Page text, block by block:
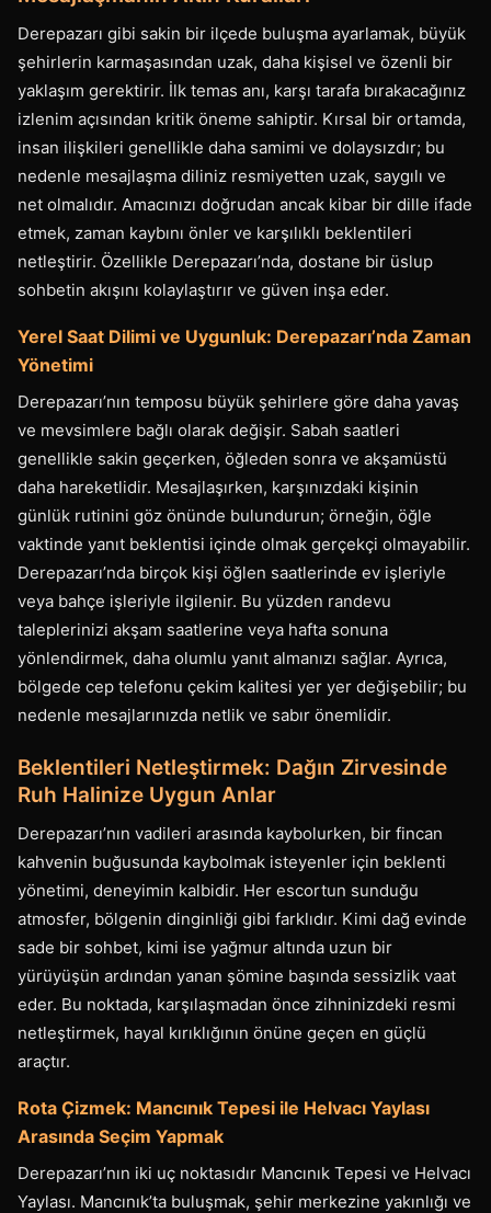
Derepazarı gibi sakin bir ilçede buluşma ayarlamak, büyük
şehirlerin karmaşasından uzak, daha kişisel ve özenli bir
yaklaşım gerektirir. İlk temas anı, karşı tarafa bırakacağınız
izlenim açısından kritik öneme sahiptir. Kırsal bir ortamda,
insan ilişkileri genellikle daha samimi ve dolaysızdır; bu
nedenle mesajlaşma diliniz resmiyetten uzak, saygılı ve
net olmalıdır. Amacınızı doğrudan ancak kibar bir dille ifade
etmek, zaman kaybını önler ve karşılıklı beklentileri
netleştirir. Özellikle Derepazarı’nda, dostane bir üslup
sohbetin akışını kolaylaştırır ve güven inşa eder.
Yerel Saat Dilimi ve Uygunluk: Derepazarı’nda Zaman
Yönetimi
Derepazarı’nın temposu büyük şehirlere göre daha yavaş
ve mevsimlere bağlı olarak değişir. Sabah saatleri
genellikle sakin geçerken, öğleden sonra ve akşamüstü
daha hareketlidir. Mesajlaşırken, karşınızdaki kişinin
günlük rutinini göz önünde bulundurun; örneğin, öğle
vaktinde yanıt beklentisi içinde olmak gerçekçi olmayabilir.
Derepazarı’nda birçok kişi öğlen saatlerinde ev işleriyle
veya bahçe işleriyle ilgilenir. Bu yüzden randevu
taleplerinizi akşam saatlerine veya hafta sonuna
yönlendirmek, daha olumlu yanıt almanızı sağlar. Ayrıca,
bölgede cep telefonu çekim kalitesi yer yer değişebilir; bu
nedenle mesajlarınızda netlik ve sabır önemlidir.
Beklentileri Netleştirmek: Dağın Zirvesinde
Ruh Halinize Uygun Anlar
Derepazarı’nın vadileri arasında kaybolurken, bir fincan
kahvenin buğusunda kaybolmak isteyenler için beklenti
yönetimi, deneyimin kalbidir. Her escortun sunduğu
atmosfer, bölgenin dinginliği gibi farklıdır. Kimi dağ evinde
sade bir sohbet, kimi ise yağmur altında uzun bir
yürüyüşün ardından yanan şömine başında sessizlik vaat
eder. Bu noktada, karşılaşmadan önce zihninizdeki resmi
netleştirmek, hayal kırıklığının önüne geçen en güçlü
araçtır.
Rota Çizmek: Mancınık Tepesi ile Helvacı Yaylası
Arasında Seçim Yapmak
Derepazarı’nın iki uç noktasıdır Mancınık Tepesi ve Helvacı
Yaylası. Mancınık’ta buluşmak, şehir merkezine yakınlığı ve